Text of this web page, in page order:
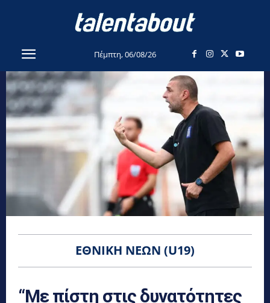
Πέμπτη, 06/08/26
ΕΘΝΙΚΉ ΝΈΩΝ (U19)
“Με πίστη στις δυνατότητες